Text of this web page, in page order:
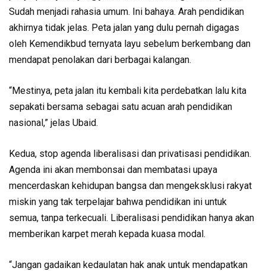
Sudah menjadi rahasia umum. Ini bahaya. Arah pendidikan
akhirnya tidak jelas. Peta jalan yang dulu pernah digagas
oleh Kemendikbud ternyata layu sebelum berkembang dan
mendapat penolakan dari berbagai kalangan.
“Mestinya, peta jalan itu kembali kita perdebatkan lalu kita
sepakati bersama sebagai satu acuan arah pendidikan
nasional,” jelas Ubaid.
Kedua, stop agenda liberalisasi dan privatisasi pendidikan.
Agenda ini akan membonsai dan membatasi upaya
mencerdaskan kehidupan bangsa dan mengeksklusi rakyat
miskin yang tak terpelajar bahwa pendidikan ini untuk
semua, tanpa terkecuali. Liberalisasi pendidikan hanya akan
memberikan karpet merah kepada kuasa modal.
“Jangan gadaikan kedaulatan hak anak untuk mendapatkan